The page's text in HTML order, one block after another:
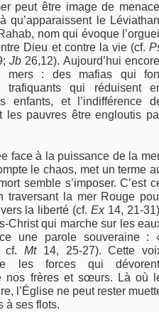
peut être image de
qu’apparaissent le
nom qui évoque
Dieu et contre la vie (cf.
Jb26,12). Aujourd’hui
mers : des mafias qui
trafiquants qui réduisent
enfants, et l’indifférence
les pauvres être engloutis
face à la puissance de la
le chaos, met un terme
semble s’imposer. C’est
traversant la mer Rouge
la liberté (cf.Ex14, 21-
Christ qui marche sur les
une parole souveraine :
cf.Mt14, 25-27). Cette
les forces qui
nos frères et sœurs. Là où
l’Église ne peut rester
à ses flots.